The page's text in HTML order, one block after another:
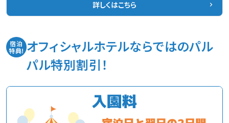
詳しくはこちら
宿泊
特典! オフィシャルホテルならではのパル
パル特別割引！